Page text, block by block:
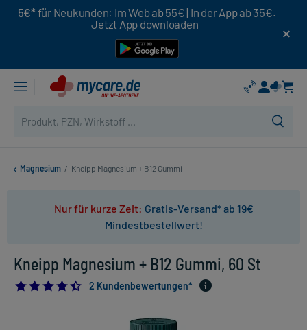
5€* für Neukunden: Im Web ab 55€ | In der App ab 35€.
Jetzt App downloaden
Magnesium / Kneipp Magnesium + B12 Gummi
Nur für kurze Zeit: Gratis-Versand* ab 19€
Mindestbestellwert!
Kneipp Magnesium + B12 Gummi, 60 St
4.5
2 Kundenbewertungen*